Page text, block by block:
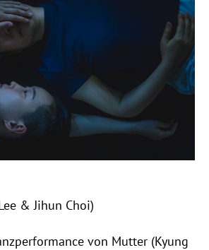
& Jihun Choi)
von Mutter (Kyung